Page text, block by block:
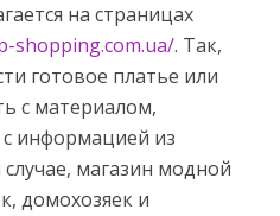
на страницах
shopping.com.ua/. Так,
готовое платье или
с материалом,
информацией из
магазин модной
домохозяек и